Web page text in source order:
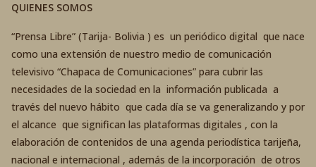
QUIENES SOMOS
“Prensa Libre” (Tarija- Bolivia ) es un periódico digital que nace
como una extensión de nuestro medio de comunicación
televisivo “Chapaca de Comunicaciones” para cubrir las
necesidades de la sociedad en la información publicada a
través del nuevo hábito que cada día se va generalizando y por
el alcance que significan las plataformas digitales , con la
elaboración de contenidos de una agenda periodística tarijeña,
nacional e internacional , además de la incorporación de otros